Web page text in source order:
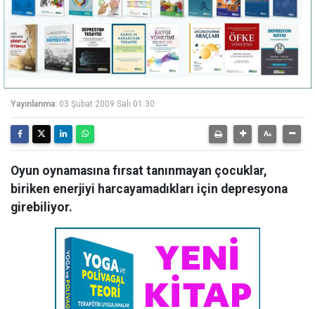
Yayınlanma: 03 Şubat 2009 Salı 01:30
Oyun oynamasına fırsat tanınmayan çocuklar,
biriken enerjiyi harcayamadıkları için depresyona
girebiliyor.